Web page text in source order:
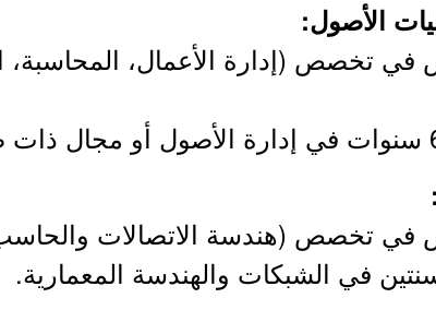
في تخصص (إدارة الأعمال، المحاسبة،
في تخصص (هندسة الاتصالات
في الشبكات والهندسة المعمارية.